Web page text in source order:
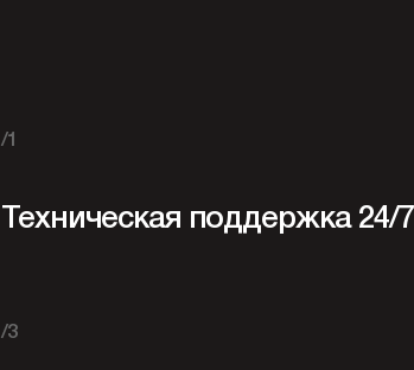
/1
Техническая поддержка 24/7
/3